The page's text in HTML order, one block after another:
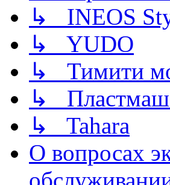
↳ INEOS
↳ YUDO
↳ Тимити
↳
↳ Tahara
О вопросах